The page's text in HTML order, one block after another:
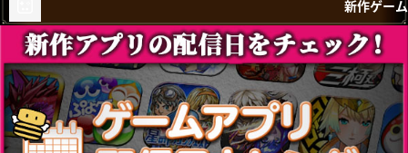
新作ゲーム